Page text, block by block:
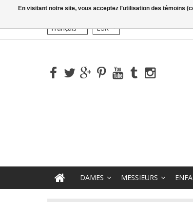
Français EUR
DAMES MESSIEURS
En visitant notre site, vous acceptez l'utilisation des témoins